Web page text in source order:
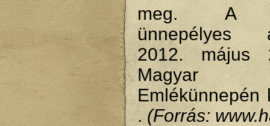
meg. A
ünnepélyes
2012. május
Magyar
Emlékünnepén
.(Forrás: